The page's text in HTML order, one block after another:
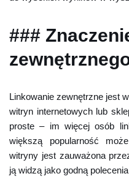
###
Linkowanie zewnętrzne jest
witryn internetowych lub
proste – im więcej osób
większą popularność
witryny jest zauważona
ją widzą jako godną